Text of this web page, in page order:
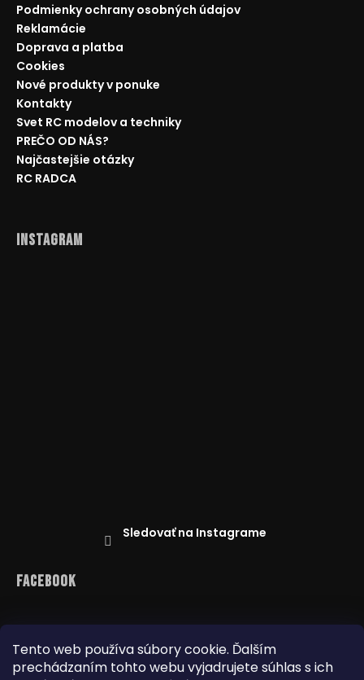
Tento web používa súbory cookie. Ďalším
prechádzaním tohto webu vyjadrujete súhlas s ich
Podmienky ochrany osobných údajov
Reklamácie
Doprava a platba
Cookies
Nové produkty v ponuke
Kontakty
Svet RC modelov a techniky
PREČO OD NÁS?
Najčastejšie otázky
RC RADCA
Instagram
Sledovať na Instagrame
Facebook
Reklamácie Doprava a platba